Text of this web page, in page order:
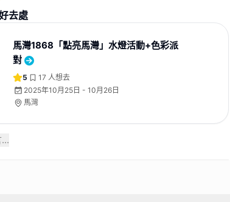
去處
馬灣1868「點亮馬灣」水燈活動+色彩派
對
5 17 人想去
2025年10月25日 - 10月26日
馬灣